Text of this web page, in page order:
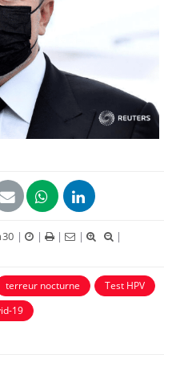
| | | |
|
terreur nocturne
Test HPV
19